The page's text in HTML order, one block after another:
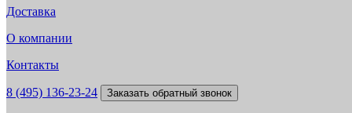
Доставка
О компании
Контакты
8 (495) 136-23-24 Заказать обратный звонок